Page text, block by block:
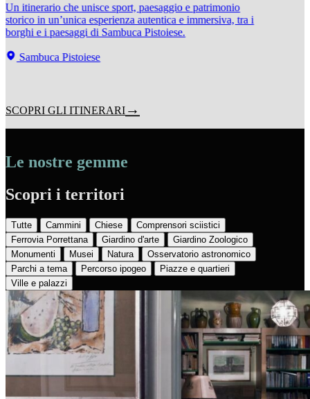
Un itinerario che unisce sport, paesaggio e patrimonio
storico in un’unica esperienza autentica e immersiva, tra i
borghi e i paesaggi di Sambuca Pistoiese.
Sambuca Pistoiese
SCOPRI GLI ITINERARI
Le nostre gemme
Scopri i territori
Tutte Cammini Chiese
Comprensori sciistici
Ferrovia Porrettana
Giardino d'arte
Giardino Zoologico
Monumenti
Musei Natura
Osservatorio astronomico
Parchi a tema
Percorso ipogeo
Piazze e quartieri
Ville e palazzi